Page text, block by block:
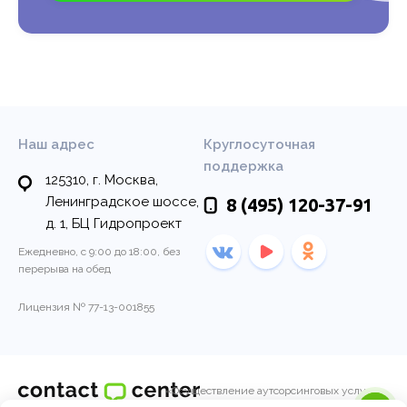
«Осуществление аутсорсинговых услуг
Наш адрес
125310, г. Москва,
Ленинградское шоссе,
д. 1, БЦ Гидропроект
Ежедневно, с 9:00 до 18:00, без
перерыва на обед
Лицензия № 77-13-001855
Круглосуточная
поддержка
8 (495) 120-37-91